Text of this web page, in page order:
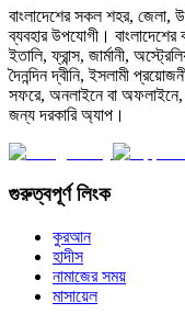
বাংলাদেশের সকল শহর, জেলা,
ব্যবহার উপযোগী।
ইতালি, ফ্রান্স, জার্মানী,
দৈনন্দিন দ্বীনি, ইসলামী
সফরে, অনলাইনে বা অফলাইনে,
জন্য দরকারি অ্যাপ।
গুরুত্বপূর্ণ লিংক
কুরআন
হাদীস
নামাজের সময়
মাসায়েল